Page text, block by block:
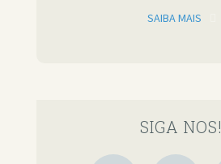
SAIBA MAIS
SIGA NOS!